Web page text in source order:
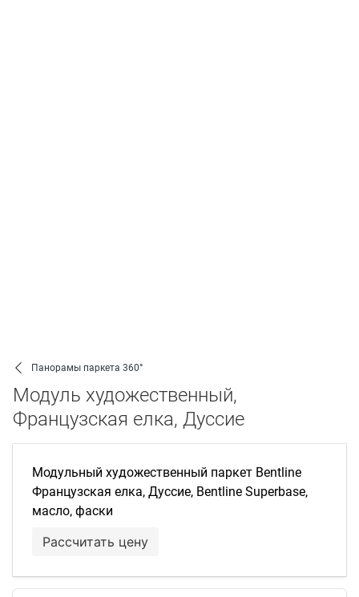
Панорамы паркета 360°
Модуль художественный,
Французская елка, Дуссие
Модульный художественный паркет Bentline
Французская елка, Дуссие, Bentline Superbase,
масло, фаски
Рассчитать цену